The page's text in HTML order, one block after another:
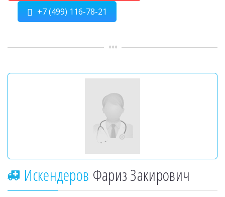
+7 (499) 116-78-21
Искендеров Фариз Закирович